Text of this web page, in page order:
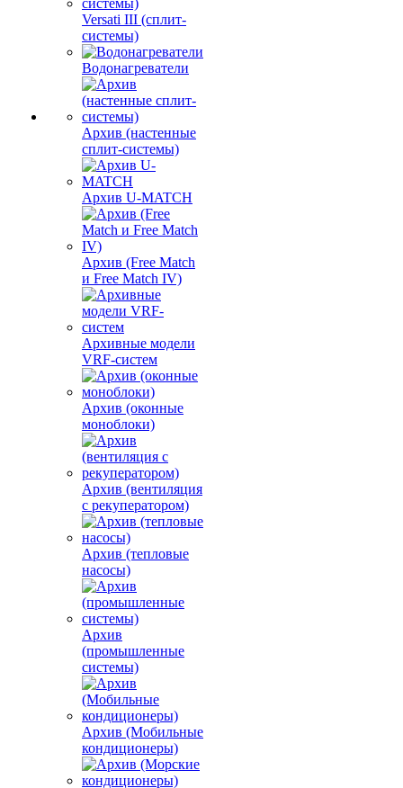
Versati III (сплит-
системы)
Водонагреватели
Архив (настенные
сплит-системы)
Архив U-MATCH
Архив (Free Match
и Free Match IV)
Архивные модели
VRF-систем
Архив (оконные
моноблоки)
Архив (вентиляция
с рекуператором)
Архив (тепловые
насосы)
Архив
(промышленные
системы)
Архив (Мобильные
кондиционеры)